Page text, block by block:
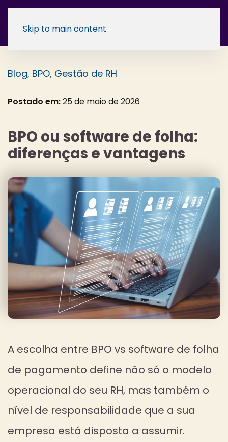
Skip to main content
Blog, BPO, Gestão de RH
Postado em:25 de maio de 2026
BPO ou software de folha:
diferenças e vantagens
A escolha entre BPO vs software de folha
de pagamento define não só o modelo
operacional do seu RH, mas também o
nível de responsabilidade que a sua
empresa está disposta a assumir.